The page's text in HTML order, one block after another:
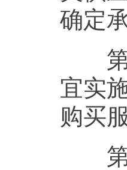
确定
第
宜实
购买
第